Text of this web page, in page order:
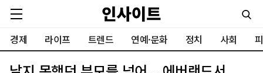
경제 라이프 트렌드 연예·문화 정치 사회